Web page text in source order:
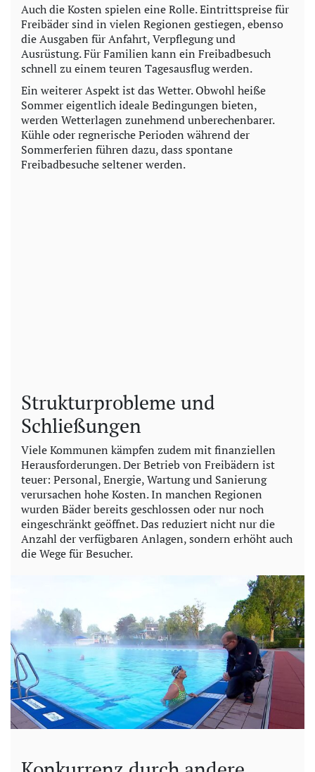
Auch die Kosten spielen eine Rolle. Eintrittspreise für
Freibäder sind in vielen Regionen gestiegen, ebenso
die Ausgaben für Anfahrt, Verpflegung und
Ausrüstung. Für Familien kann ein Freibadbesuch
schnell zu einem teuren Tagesausflug werden.
Ein weiterer Aspekt ist das Wetter. Obwohl heiße
Sommer eigentlich ideale Bedingungen bieten,
werden Wetterlagen zunehmend unberechenbarer.
Kühle oder regnerische Perioden während der
Sommerferien führen dazu, dass spontane
Freibadbesuche seltener werden.
Strukturprobleme und
Schließungen
Viele Kommunen kämpfen zudem mit finanziellen
Herausforderungen. Der Betrieb von Freibädern ist
teuer: Personal, Energie, Wartung und Sanierung
verursachen hohe Kosten. In manchen Regionen
wurden Bäder bereits geschlossen oder nur noch
eingeschränkt geöffnet. Das reduziert nicht nur die
Anzahl der verfügbaren Anlagen, sondern erhöht auch
die Wege für Besucher.